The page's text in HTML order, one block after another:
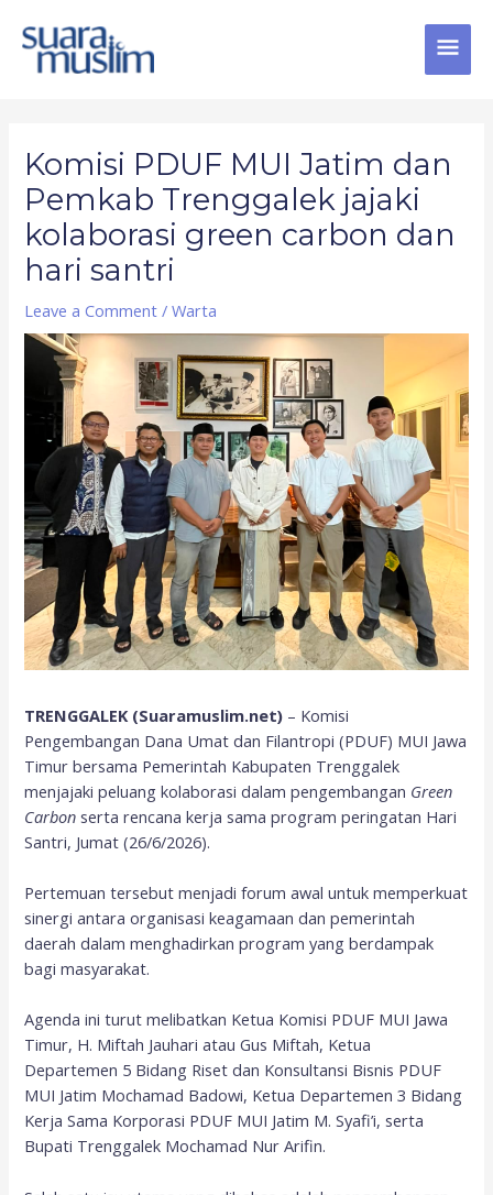
content
Komisi PDUF MUI Jatim dan
Pemkab Trenggalek jajaki
kolaborasi green carbon dan
hari santri
Leave a Comment /Warta
TRENGGALEK (Suaramuslim.net) – Komisi
Pengembangan Dana Umat dan Filantropi (PDUF) MUI Jawa
Timur bersama Pemerintah Kabupaten Trenggalek
menjajaki peluang kolaborasi dalam pengembangan Green
Carbon serta rencana kerja sama program peringatan Hari
Santri, Jumat (26/6/2026).
Pertemuan tersebut menjadi forum awal untuk memperkuat
sinergi antara organisasi keagamaan dan pemerintah
daerah dalam menghadirkan program yang berdampak
bagi masyarakat.
Agenda ini turut melibatkan Ketua Komisi PDUF MUI Jawa
Timur, H. Miftah Jauhari atau Gus Miftah, Ketua
Departemen 5 Bidang Riset dan Konsultansi Bisnis PDUF
MUI Jatim Mochamad Badowi, Ketua Departemen 3 Bidang
Kerja Sama Korporasi PDUF MUI Jatim M. Syafi’i, serta
Bupati Trenggalek Mochamad Nur Arifin.